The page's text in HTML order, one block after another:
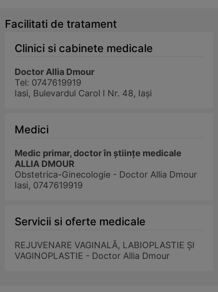
Facilitati de tratament
Clinici si cabinete medicale
Doctor Allia Dmour
Tel: 0747619919
Iasi, Bulevardul Carol I Nr. 48, Iași
Medici
Medic primar, doctor în științe medicale
ALLIA DMOUR
Obstetrica-Ginecologie - Doctor Allia Dmour
Iasi, 0747619919
Servicii si oferte medicale
REJUVENARE VAGINALĂ, LABIOPLASTIE ȘI
VAGINOPLASTIE - Doctor Allia Dmour